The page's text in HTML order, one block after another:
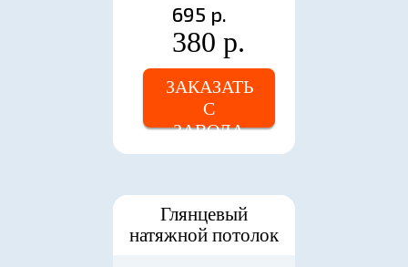
695 р.
380 р.
ЗАКАЗАТЬ
С
ЗАВОДА
Глянцевый
натяжной потолок